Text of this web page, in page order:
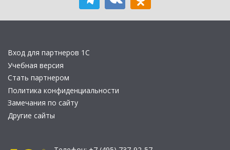
Вход для партнеров 1С
Учебная версия
Стать партнером
Политика конфиденциальности
Замечания по сайту
Другие сайты